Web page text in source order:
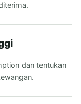
dan tentukan